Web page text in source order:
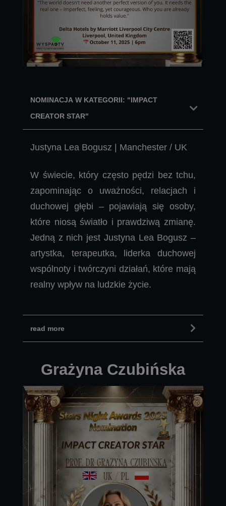
NOMINACJA W KATEGORII: "IMPACT
CREATOR STAR"
Justyna Lea Bogusz | Manchester / UK
W świecie, który często pędzi bez tchu,
zapominając o uważności, relacjach i
duchowej głębi – pojawiają się osoby,
które niosą światło i prawdziwą zmianę.
Jedną z nich jest Justyna Lea Bogusz –
artystka, terapeutka, liderka duchowej
wspólnoty i twórczyni działań, które mają
realny wpływ na ludzkie życie.
read more
Grażyna Czubińska